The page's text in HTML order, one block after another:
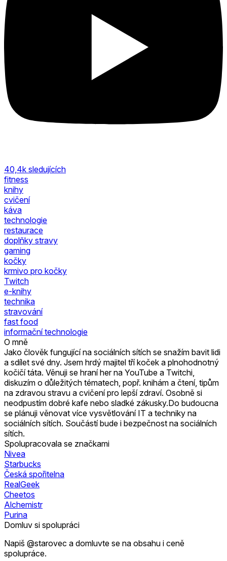
40,4k sledujících
fitness
knihy
cvičení
káva
technologie
restaurace
doplňky stravy
gaming
kočky
krmivo pro kočky
Twitch
e-knihy
technika
stravování
fast food
informační technologie
O mně
Jako člověk fungující na sociálních sítích se snažím bavit lidi
a sdílet své dny. Jsem hrdý majitel tří koček a plnohodnotný
kočičí táta. Věnuji se hraní her na YouTube a Twitchi,
diskuzím o důležitých tématech, popř. knihám a čtení, tipům
na zdravou stravu a cvičení pro lepší zdraví. Osobně si
neodpustím dobré kafe nebo sladké zákusky.Do budoucna
se plánuji věnovat více vysvětlování IT a techniky na
sociálních sítích. Součástí bude i bezpečnost na sociálních
sítích.
Spolupracovala se značkami
Nivea
Starbucks
Česká spořitelna
RealGeek
Cheetos
Alchemistr
Purina
Domluv si spolupráci
Napiš @starovec a domluvte se na obsahu i ceně
spolupráce.